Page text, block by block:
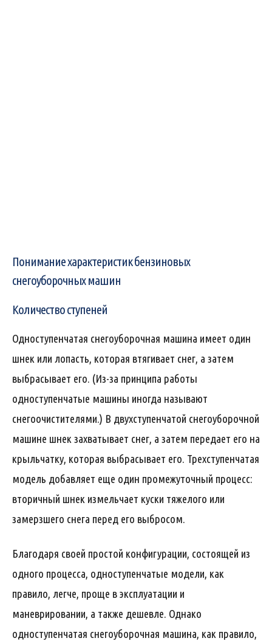
Понимание характеристик бензиновых
снегоуборочных машин
Количество ступеней
Одноступенчатая снегоуборочная машина имеет один
шнек или лопасть, которая втягивает снег, а затем
выбрасывает его. (Из-за принципа работы
одноступенчатые машины иногда называют
снегоочистителями.) В двухступенчатой ​​снегоуборочной
машине шнек захватывает снег, а затем передает его на
крыльчатку, которая выбрасывает его. Трехступенчатая
модель добавляет еще один промежуточный процесс:
вторичный шнек измельчает куски тяжелого или
замерзшего снега перед его выбросом.
Благодаря своей простой конфигурации, состоящей из
одного процесса, одноступенчатые модели, как
правило, легче, проще в эксплуатации и
маневрировании, а также дешевле. Однако
одноступенчатая снегоуборочная машина, как правило,